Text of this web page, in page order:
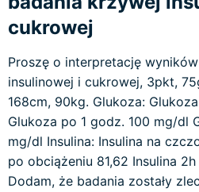
cukrowej
Proszę o interpretację
insulinowej i cukrowej, 3pkt,
168cm, 90kg. Glukoza:
Glukoza po 1 godz. 100 mg/dl
mg/dl Insulina: Insulina na
po obciążeniu 81,62 Insulina
Dodam, że badania zostały